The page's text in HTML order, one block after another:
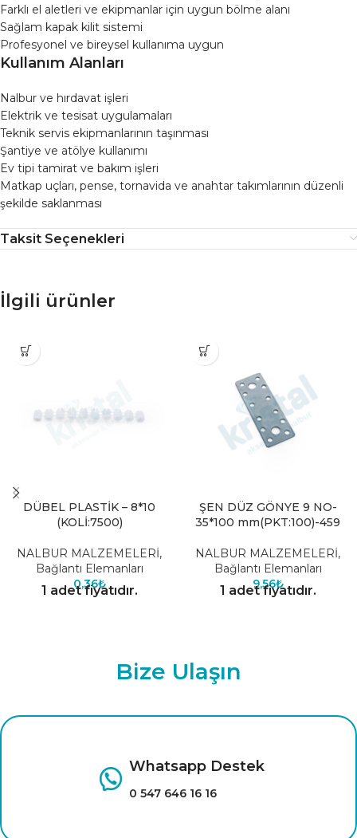
Farklı el aletleri ve ekipmanlar için uygun bölme alanı
Sağlam kapak kilit sistemi
Profesyonel ve bireysel kullanıma uygun
Kullanım Alanları
Nalbur ve hırdavat işleri
Elektrik ve tesisat uygulamaları
Teknik servis ekipmanlarının taşınması
Şantiye ve atölye kullanımı
Ev tipi tamirat ve bakım işleri
Matkap uçları, pense, tornavida ve anahtar takımlarının düzenli
şekilde saklanması
Taksit Seçenekleri
İlgili ürünler
DÜBEL PLASTİK – 8*10
(KOLİ:7500)
NALBUR MALZEMELERİ,
Bağlantı Elemanları
0,36₺
1 adet fiyatıdır.
ŞEN DÜZ GÖNYE 9 NO-
35*100 mm(PKT:100)-459
NALBUR MALZEMELERİ,
Bağlantı Elemanları
9,56₺
1 adet fiyatıdır.
Bize Ulaşın
Whatsapp Destek
0 547 646 16 16